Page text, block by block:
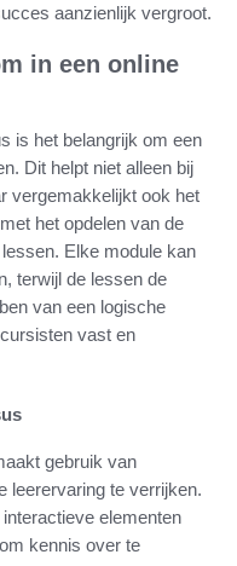
aanzienlijk vergroot.
in een online
is het belangrijk om een
Dit helpt niet alleen bij
vergemakkelijkt ook het
het opdelen van de
Elke module kan
terwijl de lessen de
van een logische
vast en
gebruik van
leerervaring te verrijken.
elementen
kennis over te